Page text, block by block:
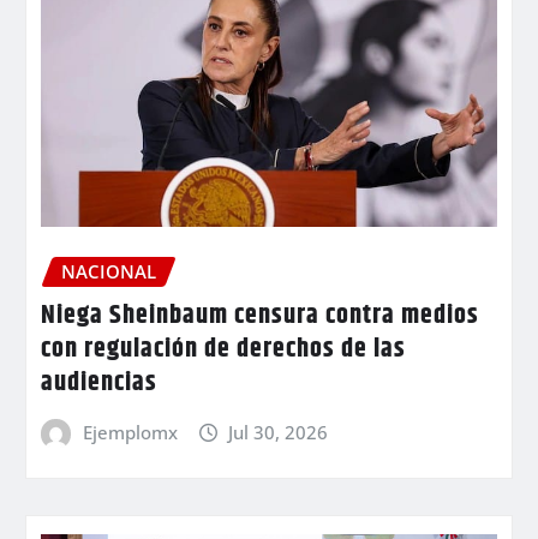
NACIONAL
Niega Sheinbaum censura contra medios
con regulación de derechos de las
audiencias
Ejemplomx Jul 30, 2026